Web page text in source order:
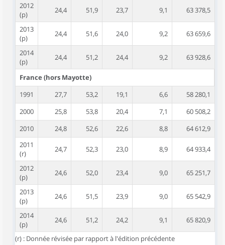
2012
(p)
24,4 51,9 23,7 9,1 63 378,5
2013
(p)
24,4 51,6 24,0 9,2 63 659,6
2014
(p)
24,4 51,2 24,4 9,2 63 928,6
France (hors Mayotte)
1991
27,7 53,2 19,1 6,6
58 280,1
2000
25,8 53,8 20,4 7,1
60 508,2
2010
24,8 52,6 22,6 8,8
64 612,9
2011
(r)
24,7 52,3 23,0 8,9 64 933,4
2012
(p)
24,6 52,0 23,4 9,0 65 251,7
2013
(p)
24,6 51,5 23,9 9,0 65 542,9
2014
(p)
24,6 51,2 24,2 9,1 65 820,9
(r) : Donnée révisée par rapport à l'édition précédente